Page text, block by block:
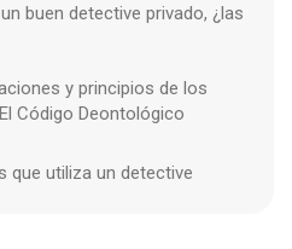
buen detective privado, ¿las
y principios de los
Código Deontológico
que utiliza un detective